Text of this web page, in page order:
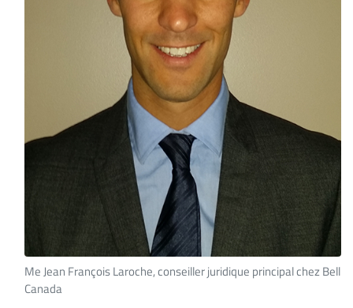
Me Jean François Laroche, conseiller juridique principal chez Bell
Canada